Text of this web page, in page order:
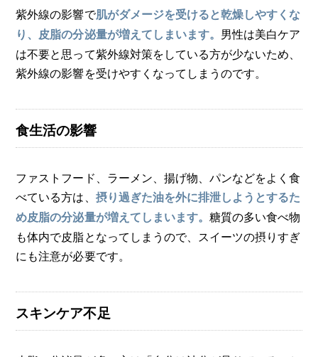
紫外線の影響で肌がダメージを受けると乾燥しやすくな
り、皮脂の分泌量が増えてしまいます。 男性は美白ケア
は不要と思って紫外線対策をしている方が少ないため、
紫外線の影響を受けやすくなってしまうのです。
食生活の影響
ファストフード、ラーメン、揚げ物、パンなどをよく食
べている方は、 摂り過ぎた油を外に排泄しようとするた
め皮脂の分泌量が増えてしまいます。 糖質の多い食べ物
も体内で皮脂となってしまうので、スイーツの摂りすぎ
にも注意が必要です。
スキンケア不足